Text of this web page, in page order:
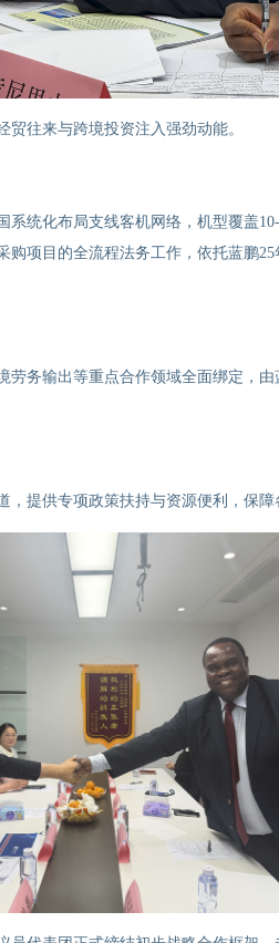
往来与跨境投资注入强劲动能。
系统化布局支线客机网络，机型覆盖
购项目的全流程法务工作，依托蓝鹏25
务输出等重点合作领域全面绑定，
提供专项政策扶持与资源便利，保障